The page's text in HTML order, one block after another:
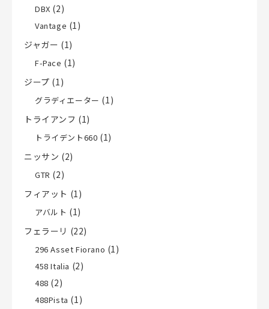
DBX (2)
Vantage (1)
ジャガー (1)
F-Pace (1)
ジープ (1)
グラディエーター (1)
トライアンフ (1)
トライデント660 (1)
ニッサン (2)
GTR (2)
フィアット (1)
アバルト (1)
フェラーリ (22)
296 Asset Fiorano (1)
458 Italia (2)
488 (2)
488Pista (1)